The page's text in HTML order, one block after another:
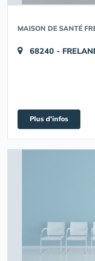
MAISON DE SANTÉ
68240 -
Plus d'infos